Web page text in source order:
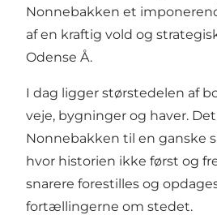
Nonnebakken et
af en kraftig vold og
Odense Å.
I dag ligger størstedelen af
veje, bygninger og haver.
Nonnebakken til en ganske
hvor historien ikke først og
snarere forestilles og
fortællingerne om stedet.